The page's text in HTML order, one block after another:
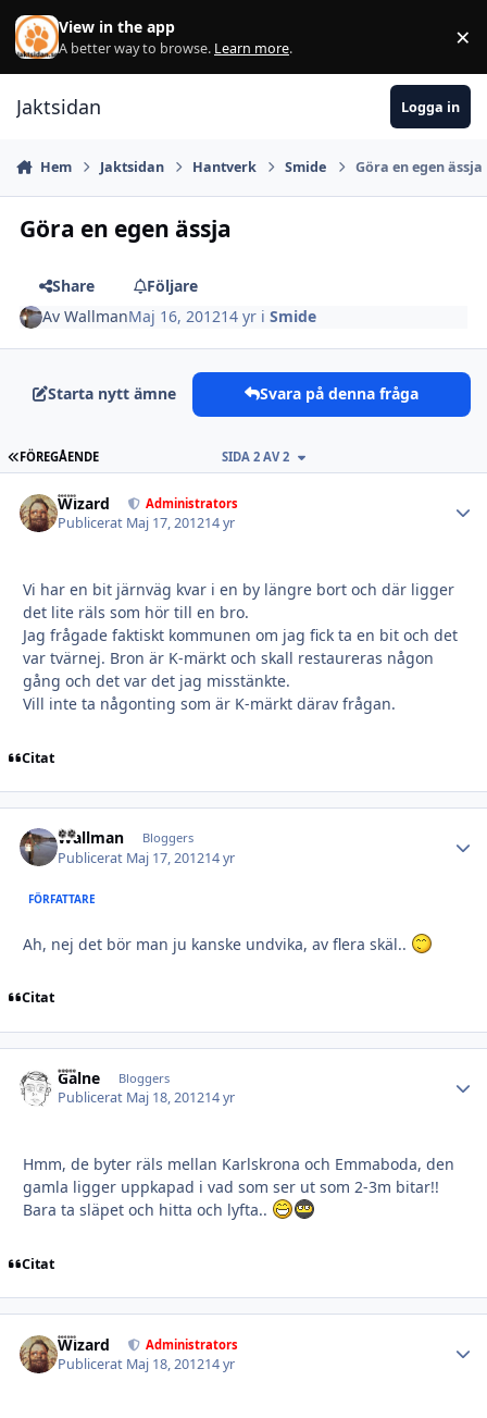
Hoppa till innehåll
View in the app
A better way to browse. Learn more. ×
Jaktsidan Logga in
Hem Jaktsidan Hantverk Smide Göra en egen ässja
Göra en egen ässja
Share
Följare
AvWallmanMaj 16, 201214 yr iSmide
Starta nytt ämne Svara på denna fråga
FÖRSTA SIDAN
FÖREGÅENDE SIDA 2 AV 2
Wizard Administrators
Publicerat Maj 17, 201214 yr
Vi har en bit järnväg kvar i en by längre bort och där ligger
det lite räls som hör till en bro.
Jag frågade faktiskt kommunen om jag fick ta en bit och det
var tvärnej. Bron är K-märkt och skall restaureras någon
gång och det var det jag misstänkte.
Vill inte ta någonting som är K-märkt därav frågan.
Citat
Wallman Bloggers
Publicerat Maj 17, 201214 yr
FÖRFATTARE
Ah, nej det bör man ju kanske undvika, av flera skäl..
Citat
Galne Bloggers
Publicerat Maj 18, 201214 yr
Hmm, de byter räls mellan Karlskrona och Emmaboda, den
gamla ligger uppkapad i vad som ser ut som 2-3m bitar!!
Bara ta släpet och hitta och lyfta..
Citat
Wizard Administrators
Publicerat Maj 18, 201214 yr